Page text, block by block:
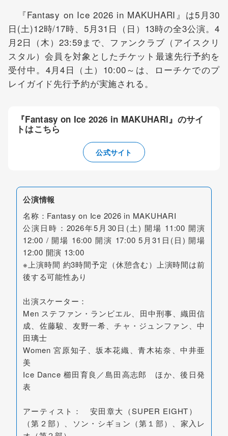
『Fantasy on Ice 2026 in MAKUHARI』は5月30
日(土)12時/17時、5月31日（日）13時の全3公演。4
月2日（木）23:59まで、ファンクラブ（アイスクリ
スタル）会員を対象としたチケット最速先行予約を
受付中。4月4日（土）10:00～は、ローチケでのプ
レイガイド先行予約が実施される。
『Fantasy on Ice 2026 in MAKUHARI』のサイ
トはこちら
公式サイト
公演情報
名称：Fantasy on Ice 2026 in MAKUHARI
公演日時：2026年5月30日(土) 開場 11:00 開演
12:00 / 開場 16:00 開演 17:00 5月31日(日) 開場
12:00 開演 13:00
※上演時間 約3時間予定（休憩含む）上演時間は前
後する可能性あり
出演スケーター：
Men ステファン・ランビエル、田中刑事、織田信
成、佐藤駿、友野一希、チャ・ジュンファン、中
田璃士
Women 宮原知子、坂本花織、青木祐奈、中井亜
美
Ice Dance 櫛田育良／島田高志郎 ほか、後日発
表
アーティスト： 安田章大（SUPER EIGHT）
（第２部）、ソン・シギョン（第１部）、家入レ